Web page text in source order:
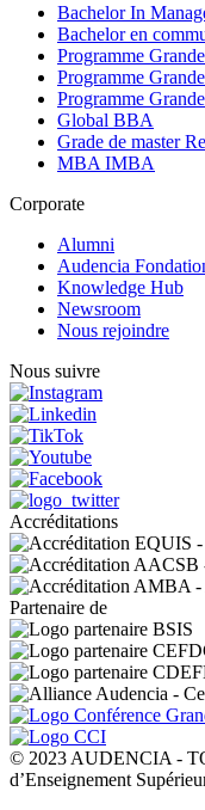
Bachelor In
Bachelor en
Programme
Programme
Programme
Global BBA
Grade de master
MBA IMBA
Corporate
Alumni
Audencia
Knowledge Hub
Newsroom
Nous rejoindre
Nous suivre
Accréditations
Partenaire de
© 2023 AUDENCIA -
d’Enseignement